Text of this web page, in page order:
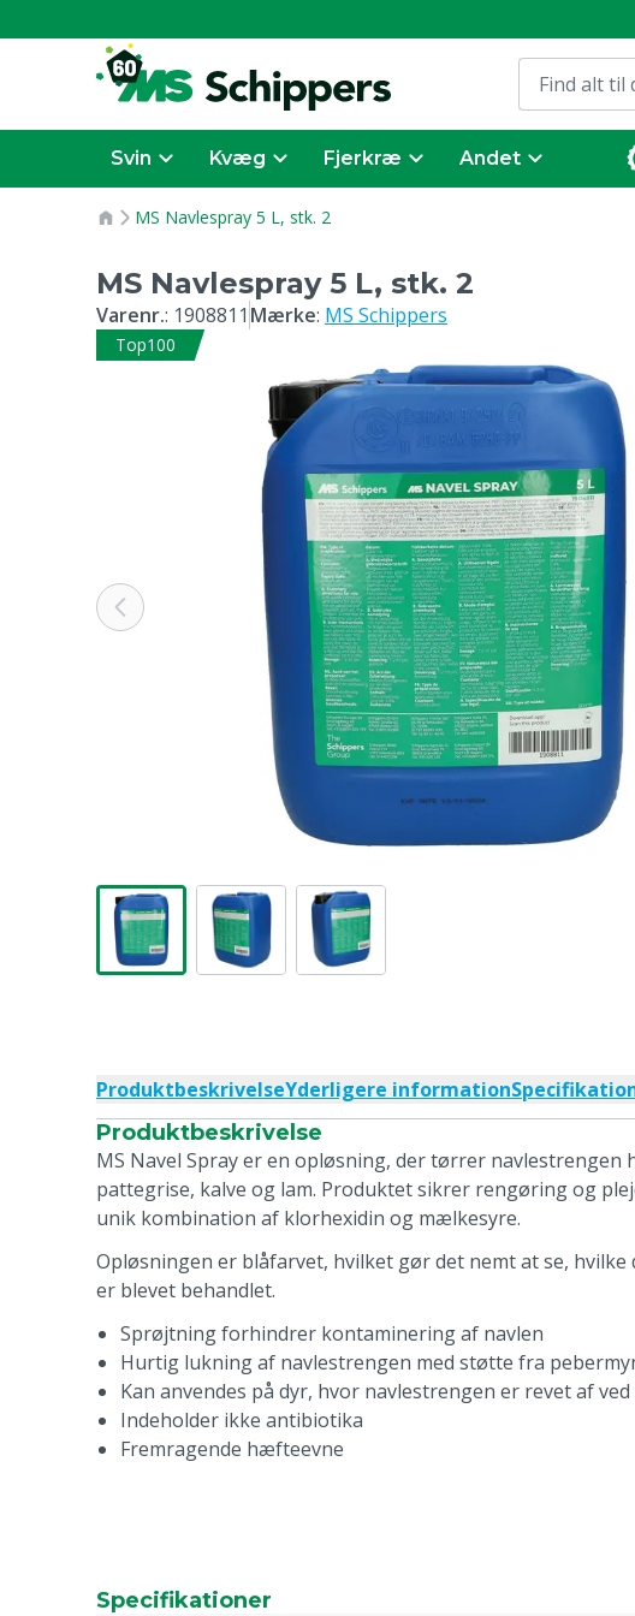
Svin Kvæg Fjerkræ Andet
MS Navlespray 5 L, stk. 2
MS Navlespray 5 L, stk. 2
Varenr.: 1908811 Mærke: MS Schippers
Top100
ProduktbeskrivelseYderligere information
Produktbeskrivelse
MS Navel Spray er en opløsning, der tørrer navlestrengen
pattegrise, kalve og lam. Produktet sikrer rengøring og
unik kombination af klorhexidin og mælkesyre.
Opløsningen er blåfarvet, hvilket gør det nemt at se, hvilke
er blevet behandlet.
Sprøjtning forhindrer kontaminering af navlen
Hurtig lukning af navlestrengen med støtte fra
Kan anvendes på dyr, hvor navlestrengen er revet af
Indeholder ikke antibiotika
Fremragende hæfteevne
Specifikationer